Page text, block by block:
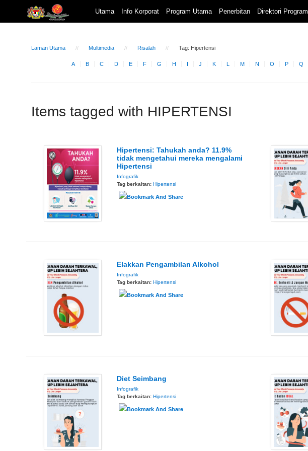
Utama Info Korporat Program Utama Penerbitan Direktori Program
Laman Utama Multimedia Risalah Tag: Hipertensi
A B C D E F G H I J K L M N O P Q
Items tagged with HIPERTENSI
Hipertensi: Tahukah anda? 11.9%
tidak mengetahui mereka mengalami
Hipertensi
Infografik
Tag berkaitan: Hipertensi
Elakkan Pengambilan Alkohol
Infografik
Tag berkaitan: Hipertensi
Diet Seimbang
Infografik
Tag berkaitan: Hipertensi